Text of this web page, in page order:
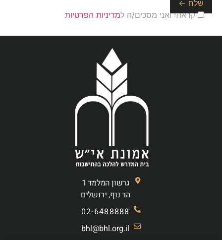
קראתי ואני מסכים/ה למדיניות הפרטיות
גרשון המלמד 1
הר נוף, ירושלים
02-6488888
bhl@bhl.org.il